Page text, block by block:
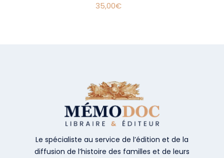
35,00€
Le spécialiste au service de l’édition et de la
diffusion de l’histoire des familles et de leurs